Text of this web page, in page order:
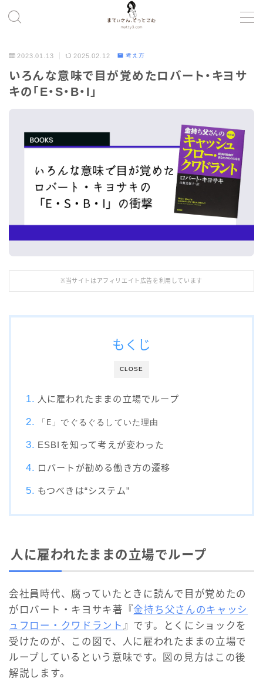
コンテンツの磨き方
ツール
健康・暮らし
考え方
プロフィール
2023.01.13 2025.02.12 考え方
いろんな意味で目が覚めたロバート・キヨサ
キの「E・S・B・I」
※当サイトはアフィリエイト広告を利用しています
CLOSE
もくじ
人に雇われたままの立場でループ
「E」でぐるぐるしていた理由
ESBIを知って考えが変わった
ロバートが勧める働き方の遷移
もつべきは“システム”
人に雇われたままの立場でループ
会社員時代、腐っていたときに読んで目が覚めたの
がロバート・キヨサキ著『金持ち父さんのキャッシ
ュフロー・クワドラント 』です。とくにショックを
受けたのが、この図で、人に雇われたままの立場で
ループしているという意味です。図の見方はこの後
解説します。